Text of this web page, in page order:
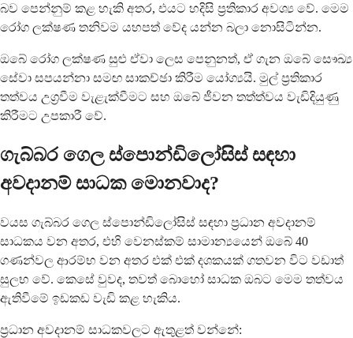
බව පෙන්නුම් කළ හැකි අතර, එයට හදිසි ප්‍රතිකාර අවශ්‍ය වේ. මෙම
රෝග ලක්ෂණ තනිවම යහපත් වේද යන්න බලා නොසිටින්න.
ඔබේ රෝග ලක්ෂණ සුළු ඒවා ලෙස පෙනුනත්, ඒ ගැන ඔබේ සෞඛ්‍ය
සේවා සපයන්නා සමඟ සාකච්ඡා කිරීම යෝග්‍යයි. මුල් ප්‍රතිකාර
තත්වය උග්‍රවීම වැළැක්වීමට සහ ඔබේ ජීවන තත්ත්වය වැඩිදියුණු
කිරීමට උපකාරී වේ.
ගැබ්බර ගෙල ස්පොන්ඩිලෝසිස් සඳහා
අවදානම් සාධක මොනවාද?
වයස ගැබ්බර ගෙල ස්පොන්ඩිලෝසිස් සඳහා ප්‍රධාන අවදානම්
සාධකය වන අතර, එහි වෙනස්කම් සාමාන්‍යයෙන් ඔබේ 40
ගණන්වල ආරම්භ වන අතර එක් එක් දශකයක් ගතවන විට වඩාත්
සුලභ වේ. කෙසේ වුවද, තවත් බොහෝ සාධක ඔබට මෙම තත්වය
ඇතිවීමේ ඉඩකඩ වැඩි කළ හැකිය.
ප්‍රධාන අවදානම් සාධකවලට ඇතුළත් වන්නේ: